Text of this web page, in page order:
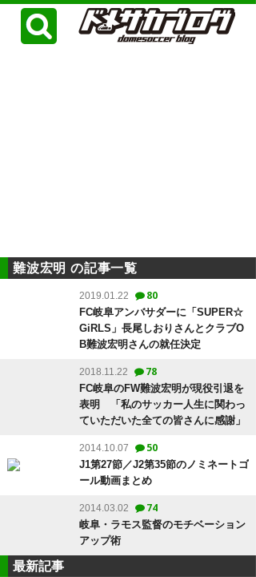
難波宏明 の記事一覧
2019.01.22 80
FC岐阜アンバサダーに「SUPER☆
GiRLS」長尾しおりさんとクラブO
B難波宏明さんの就任決定
2018.11.22 78
FC岐阜のFW難波宏明が現役引退を
表明 「私のサッカー人生に関わっ
ていただいた全ての皆さんに感謝」
2014.10.07 50
J1第27節／J2第35節のノミネートゴ
ール動画まとめ
2014.03.02 74
岐阜・ラモス監督のモチベーション
アップ術
最新記事